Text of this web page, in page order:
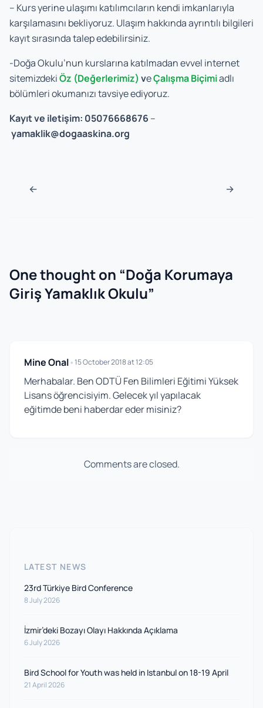
– Kurs yerine ulaşımı katılımcıların kendi imkanlarıyla
karşılamasını bekliyoruz. Ulaşım hakkında ayrıntılı bilgileri
kayıt sırasında talep edebilirsiniz.
-Doğa Okulu’nun kurslarına katılmadan evvel internet
sitemizdekiÖz (Değerlerimiz) veÇalışma Biçimiadlı
bölümleri okumanızı tavsiye ediyoruz.
Kayıt ve iletişim: 05076668676 –
yamaklik@dogaaskina.org
Post navigation
← →
One thought on “Doğa Korumaya
Giriş Yamaklık Okulu”
Mine Onal•15 October 2018 at 12:05
Merhabalar. Ben ODTÜ Fen Bilimleri Eğitimi Yüksek
Lisans öğrencisiyim. Gelecek yıl yapılacak
eğitimde beni haberdar eder misiniz?
Comments are closed.
LATEST NEWS
23rd Türkiye Bird Conference
8 July 2026
İzmir’deki Bozayı Olayı Hakkında Açıklama
6 July 2026
Bird School for Youth was held in Istanbul on 18-19 April
21 April 2026